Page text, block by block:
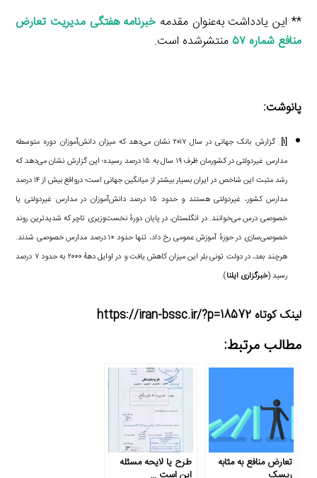
** این یادداشت به‌عنوان مقدمه خبرنامه هفتگی مدیریت تعارض
منافع شماره ۵۷
منتشرشده است.
پانوشت:
[۱]
. گزارش بانک جهانی در سال ۲۰۱۷ نشان می‌دهد که میزان دانش‌آموزان دوره متوسطه
مدارس غیردولتی در کشورمان ظرف ۱۹ سال به ۱۵ درصد رسیده؛ این گزارش نشان می‌دهد که
رشد مثبت این شاخص در ایران بسیار بیشتر از میانگین جهانی است؛ درواقع بیش از ۱۴ درصد
مدارس کشور، غیردولتی هستند و حدود ۱۵ درصد دانش‌آموزان در مدارس غیردولتی یا
خصوصی درس می‌خوانند. در انگلستان، در پایان دورهٔ نخست‌وزیری تاچر که شدیدترین روند
خصوصی‌سازی در حوزهٔ آموزش عمومی رخ داد، تنها حدود ۱۰ درصد مدارس خصوصی شدند.
هرچند بعد، در دولت تونی بلر این میزان کاهش یافت و در اوایل دههٔ ۲۰۰۰ به حدود ۷ درصد
رسید (خبرگزاری ایلنا).
لینک کوتاه https://iran-bssc.ir/?p=18572
مطالب مرتبط:
تعارض منافع به مثابه
طرح یا لایحه مسئله